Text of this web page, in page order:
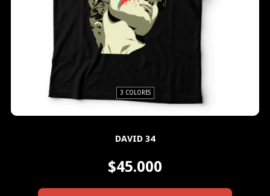
3 COLORES
DAVID 34
$45.000